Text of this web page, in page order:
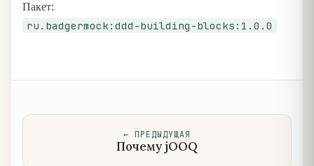
Пакет:
ru.badgermock:ddd-building-blocks:1.0.0
← ПРЕДЫДУЩАЯ
Почему jOOQ